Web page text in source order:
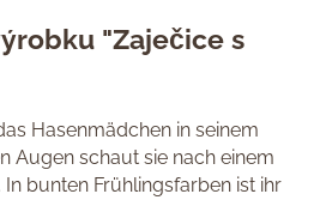
"Zaječice s
Hasenmädchen in seinem
Augen schaut sie nach einem
bunten Frühlingsfarben ist ihr